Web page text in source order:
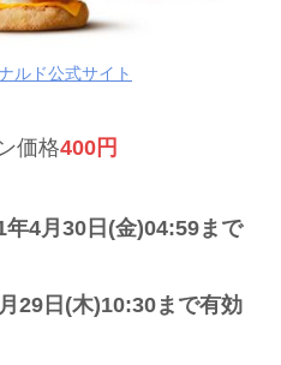
ルド公式サイト
価格400円
4月30日(金)04:59まで
29日(木)10:30まで有効